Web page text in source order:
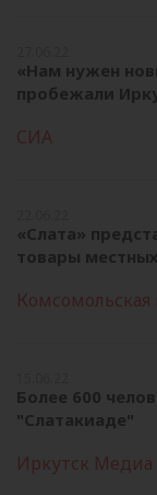
«Нам нужен
пробежали
СИА
«Слата»
товары
Комсомольская
Более 600
"Слатакиаде"
Иркутск Медиа